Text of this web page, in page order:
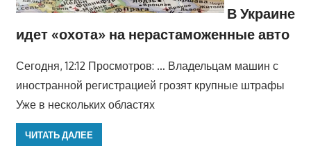
В Украине
идет «охота» на нерастаможенные авто
Сегодня, 12:12 Просмотров: … Владельцам машин с
иностранной регистрацией грозят крупные штрафы
Уже в нескольких областях
ЧИТАТЬ ДАЛЕЕ